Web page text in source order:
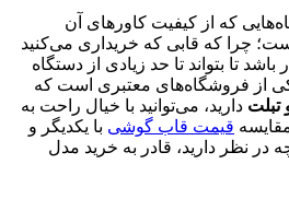
که از کیفیت کاورهای آن
چرا که قابی که خریداری می‌کنید
باشد تا بتواند تا حد زیادی از دستگاه
از فروشگاه‌های معتبری است که
دارید، می‌توانید با خیال راحت به
قیمت قاب گوشی با یکدیگر و
در نظر دارید، قادر به خرید مدل